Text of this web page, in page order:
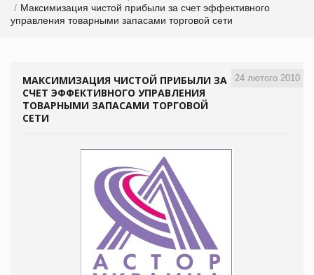
Максимизация чистой прибыли за счет эффективного
управления товарными запасами торговой сети
24 лютого 2010
МАКСИМИЗАЦИЯ ЧИСТОЙ ПРИБЫЛИ ЗА
СЧЕТ ЭФФЕКТИВНОГО УПРАВЛЕНИЯ
ТОВАРНЫМИ ЗАПАСАМИ ТОРГОВОЙ
СЕТИ